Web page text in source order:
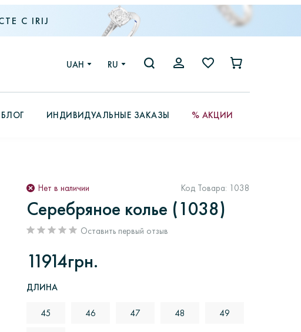
С IRIJ
UAH RU
БЛОГ ИНДИВИДУАЛЬНЫЕ ЗАКАЗЫ % АКЦИИ
Нет в наличии Код Товара: 1038
Серебряное колье (1038)
Оставить первый отзыв
11914грн.
ДЛИНА
45 46 47 48 49